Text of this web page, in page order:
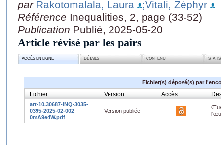
par Rakotomalala, Laura
;Vitali, Zéphyr
Référence Inequalities, 2, page (33-52)
Publication Publié, 2025-05-20
Article révisé par les pairs
ACCÈS EN LIGNE DÉTAILS CONTENU
Fichier(s) déposé(s) par
Fichier Version Accès
art-10.30687-INQ-3035-
0395-2025-02-002
0mA9e4W.pdf
Version publiée